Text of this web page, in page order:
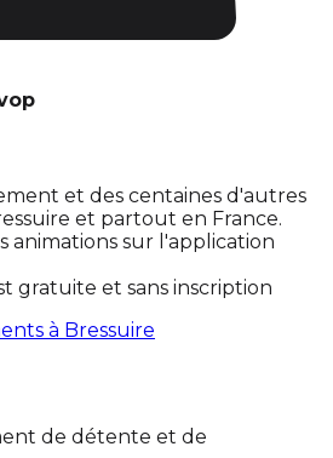
et des centaines d'autres
et partout en France.
animations sur l'application
gratuite et sans inscription
à Bressuire
de détente et de